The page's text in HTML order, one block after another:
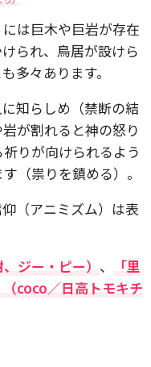
は巨木や巨岩が存在
られ、鳥居が設けら
多々あります。
知らしめ（禁断の結
が割れると神の怒り
りが向けられるよう
（祟りを鎮める）。
（アニミズム）は表
ジー・ピー） 、
「里
coco／日高トモキチ